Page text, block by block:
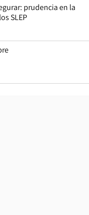
prudencia en la
SLEP